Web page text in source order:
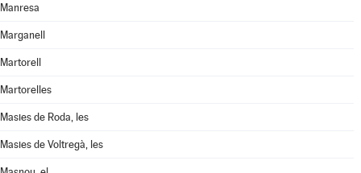
Manresa
Marganell
Martorell
Martorelles
Masies de Roda, les
Masies de Voltregà, les